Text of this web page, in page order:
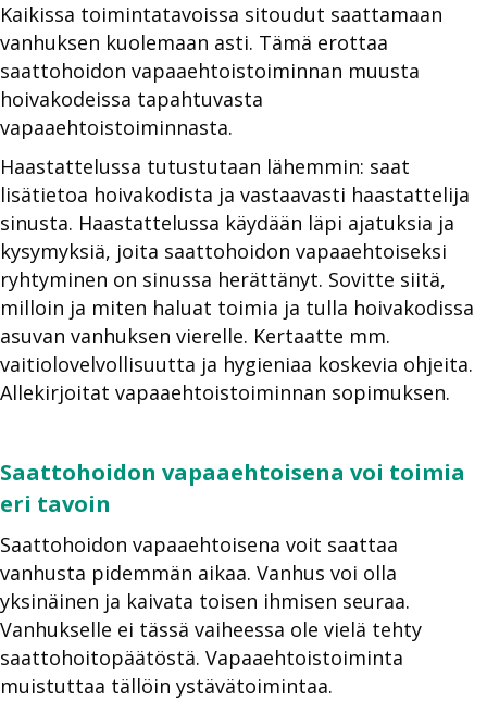
Kaikissa toimintatavoissa sitoudut saattamaan
vanhuksen kuolemaan asti. Tämä erottaa
saattohoidon vapaaehtoistoiminnan muusta
hoivakodeissa tapahtuvasta
vapaaehtoistoiminnasta.
Haastattelussa tutustutaan lähemmin: saat
lisätietoa hoivakodista ja vastaavasti haastattelija
sinusta. Haastattelussa käydään läpi ajatuksia ja
kysymyksiä, joita saattohoidon vapaaehtoiseksi
ryhtyminen on sinussa herättänyt. Sovitte siitä,
milloin ja miten haluat toimia ja tulla hoivakodissa
asuvan vanhuksen vierelle. Kertaatte mm.
vaitiolovelvollisuutta ja hygieniaa koskevia ohjeita.
Allekirjoitat vapaaehtoistoiminnan sopimuksen.
Saattohoidon vapaaehtoisena voi toimia
eri tavoin
Saattohoidon vapaaehtoisena voit saattaa
vanhusta pidemmän aikaa. Vanhus voi olla
yksinäinen ja kaivata toisen ihmisen seuraa.
Vanhukselle ei tässä vaiheessa ole vielä tehty
saattohoitopäätöstä. Vapaaehtoistoiminta
muistuttaa tällöin ystävätoimintaa.